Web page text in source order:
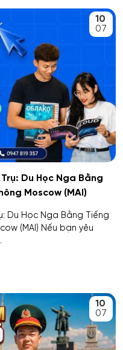
10
07
Du Học Nga Bằng
Moscow (MAI)
Du Học Nga Bằng Tiếng
(MAI) Nếu bạn yêu
10
07